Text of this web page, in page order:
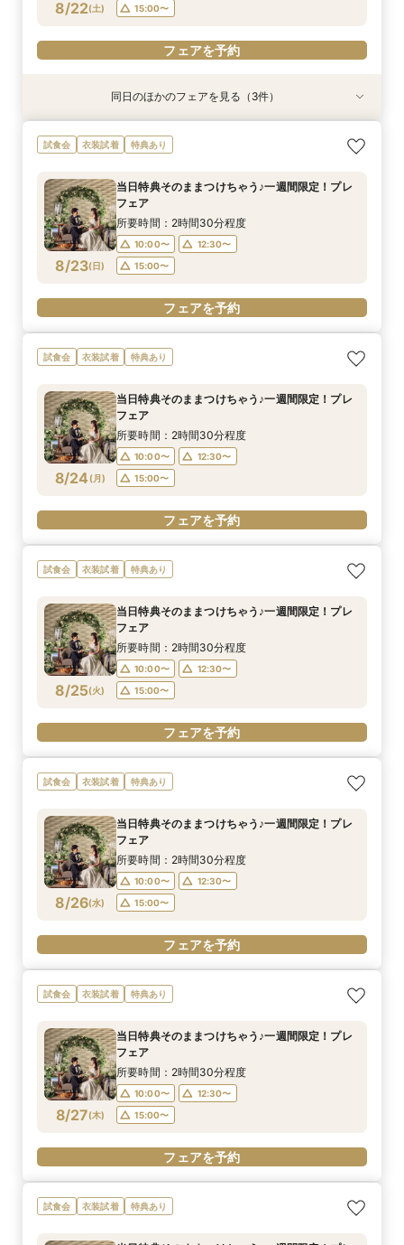
フェアを予約
フェアを予約
フェアを予約
8/22(土)
15:00〜
フェアを予約
衣装試着 特典あり
8/22(土)
【選べる挙式スタイル相談】挙式のみ、フォトウ
エディングなどまだ何も決まっていない方向け初
所要時間：2時間30分程度
15:00〜
フェアを予約
8/22(土)
【初めてでも安心！】ご両家顔合わせ・結納相談
会♪
10:00〜
15:00〜
フェアを予約
衣装試着 特典あり
8/22(土)
【地元婚応援！☆マイナビ特典付き☆】アット
ホームウェディング相談会♪
10:00〜
15:00〜
フェアを予約
同日のほかのフェアを見る（3件）
試食会 衣装試着 特典あり
8/23(日)
当日特典そのままつけちゃう♪一週間限定！プレ
フェア
所要時間：2時間30分程度
10:00〜
12:30〜
15:00〜
フェアを予約
試食会 衣装試着 特典あり
8/24 (月)
当日特典そのままつけちゃう♪一週間限定！プレ
フェア
所要時間：2時間30分程度
10:00〜
12:30〜
15:00〜
フェアを予約
試食会 衣装試着 特典あり
8/25(火)
当日特典そのままつけちゃう♪一週間限定！プレ
フェア
所要時間：2時間30分程度
10:00〜
12:30〜
15:00〜
フェアを予約
試食会 衣装試着 特典あり
8/26(水)
当日特典そのままつけちゃう♪一週間限定！プレ
フェア
所要時間：2時間30分程度
10:00〜
12:30〜
15:00〜
フェアを予約
試食会 衣装試着 特典あり
8/27(木)
当日特典そのままつけちゃう♪一週間限定！プレ
フェア
所要時間：2時間30分程度
10:00〜
12:30〜
15:00〜
フェアを予約
試食会 衣装試着 特典あり